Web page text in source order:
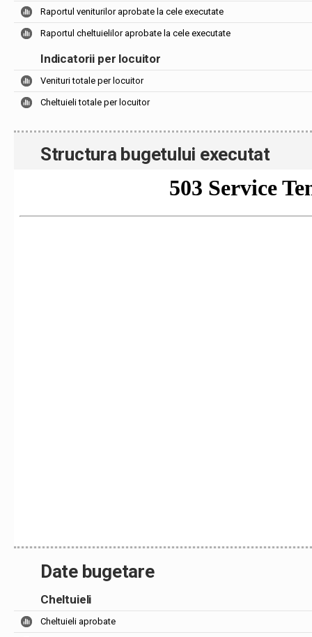
Raportul veniturilor aprobate la cele executate
Raportul cheltuielilor aprobate la cele executate
Indicatorii per locuitor
Venituri totale per locuitor
Cheltuieli totale per locuitor
Structura bugetului executat
Date bugetare
Cheltuieli
Cheltuieli aprobate